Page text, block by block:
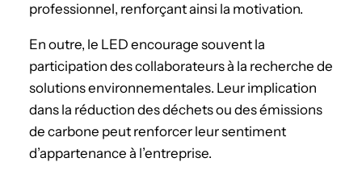
professionnel, renforçant ainsi la motivation.
En outre, le LED encourage souvent la
participation des collaborateurs à la recherche de
solutions environnementales. Leur implication
dans la réduction des déchets ou des émissions
de carbone peut renforcer leur sentiment
d’appartenance à l’entreprise.